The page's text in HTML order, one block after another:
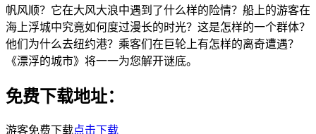
帆风顺？它在大风大浪中遇到了什么样的险情？船上的游客在
海上浮城中究竟如何度过漫长的时光？这是怎样的一个群体？
他们为什么去纽约港？乘客们在巨轮上有怎样的离奇遭遇？
《漂浮的城市》将一一为您解开谜底。
免费下载地址：
游客免费下载点击下载